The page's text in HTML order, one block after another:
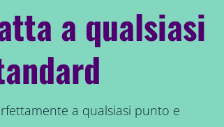
a qualsiasi
a qualsiasi punto e